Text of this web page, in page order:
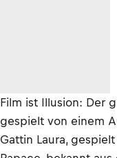
Film ist Illusion: Der
gespielt von einem
Gattin Laura,